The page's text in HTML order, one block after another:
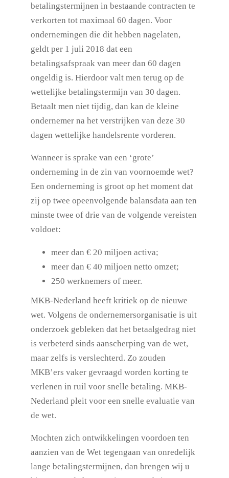
betalingstermijnen in bestaande contracten te
verkorten tot maximaal 60 dagen. Voor
ondernemingen die dit hebben nagelaten,
geldt per 1 juli 2018 dat een
betalingsafspraak van meer dan 60 dagen
ongeldig is. Hierdoor valt men terug op de
wettelijke betalingstermijn van 30 dagen.
Betaalt men niet tijdig, dan kan de kleine
ondernemer na het verstrijken van deze 30
dagen wettelijke handelsrente vorderen.
Wanneer is sprake van een ‘grote’
onderneming in de zin van voornoemde wet?
Een onderneming is groot op het moment dat
zij op twee opeenvolgende balansdata aan ten
minste twee of drie van de volgende vereisten
voldoet:
meer dan € 20 miljoen activa;
meer dan € 40 miljoen netto omzet;
250 werknemers of meer.
MKB-Nederland heeft kritiek op de nieuwe
wet. Volgens de ondernemersorganisatie is uit
onderzoek gebleken dat het betaalgedrag niet
is verbeterd sinds aanscherping van de wet,
maar zelfs is verslechterd. Zo zouden
MKB’ers vaker gevraagd worden korting te
verlenen in ruil voor snelle betaling. MKB-
Nederland pleit voor een snelle evaluatie van
de wet.
Mochten zich ontwikkelingen voordoen ten
aanzien van de Wet tegengaan van onredelijk
lange betalingstermijnen, dan brengen wij u